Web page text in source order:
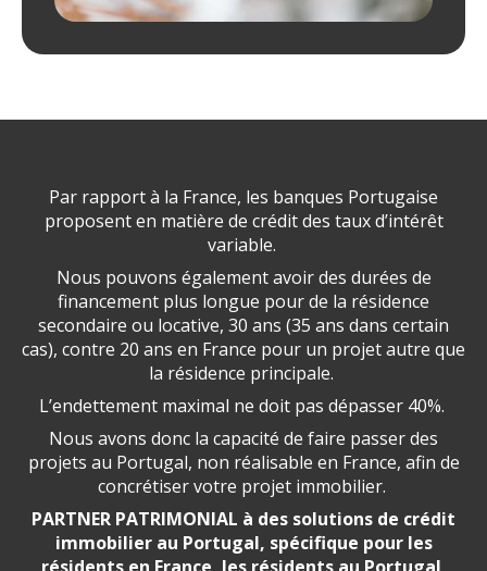
Par rapport à la France, les banques Portugaise
proposent en matière de crédit des taux d’intérêt
variable.
Nous pouvons également avoir des durées de
financement plus longue pour de la résidence
secondaire ou locative, 30 ans (35 ans dans certain
cas), contre 20 ans en France pour un projet autre que
la résidence principale.
L’endettement maximal ne doit pas dépasser 40%.
Nous avons donc la capacité de faire passer des
projets au Portugal, non réalisable en France, afin de
concrétiser votre projet immobilier.
PARTNER PATRIMONIAL à des solutions de crédit
immobilier au Portugal, spécifique pour les